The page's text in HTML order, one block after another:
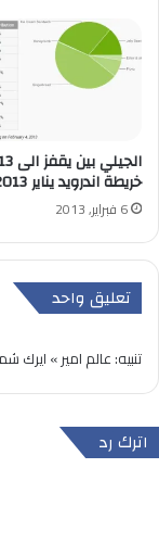
خريطة اندرويد يناير 2013
6 فبراير, 2013
تعليق واحد
تنبيه:عالم امير » ايرك
اترك رد